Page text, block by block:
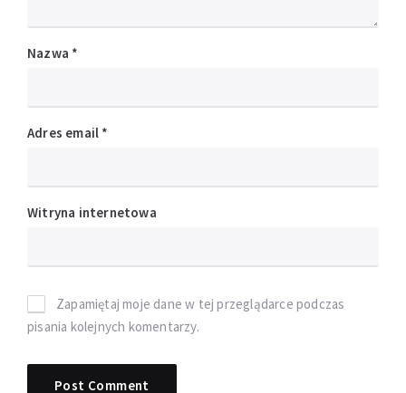
Nazwa *
Adres email *
Witryna internetowa
Zapamiętaj moje dane w tej przeglądarce podczas
pisania kolejnych komentarzy.